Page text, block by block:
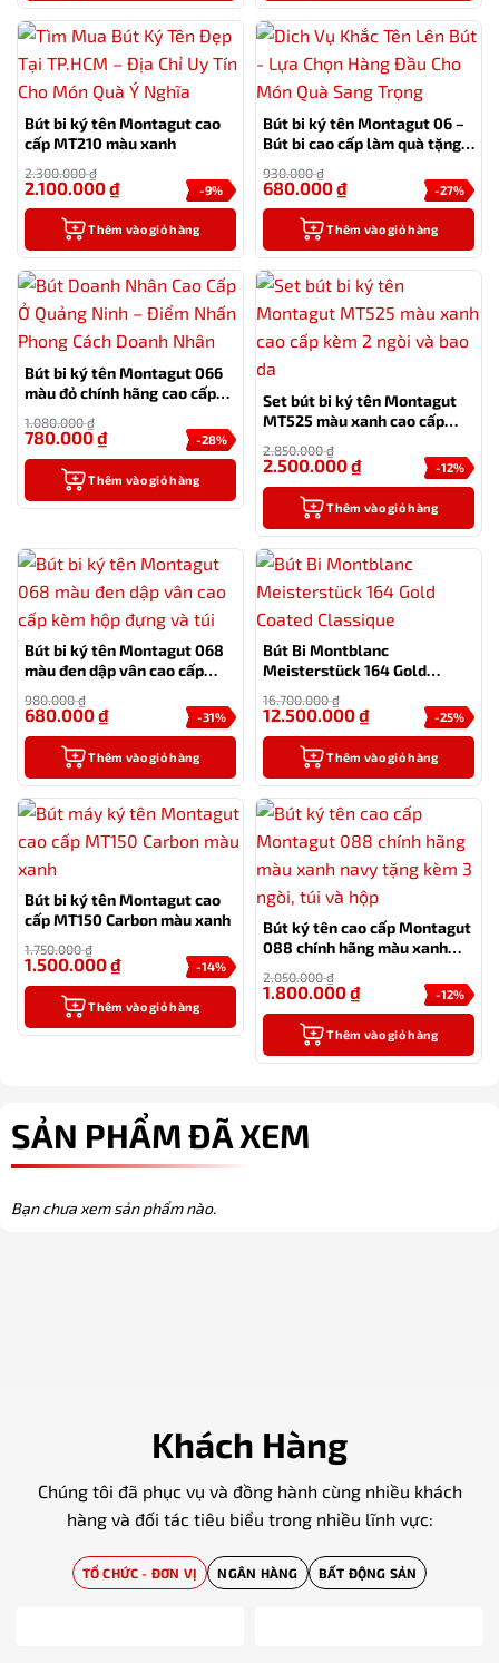
Bút bi ký tên Montagut cao
cấp MT210 màu xanh
2.300.000₫
-9%
2.100.000₫
Thêm vào giỏ hàng
Bút bi ký tên Montagut 06 –
Bút bi cao cấp làm quà tặng
930.000₫
-27%
680.000₫
Thêm vào giỏ hàng
Bút bi ký tên Montagut 066
màu đỏ chính hãng cao cấp
1.080.000₫
-28%
780.000₫
Thêm vào giỏ hàng
Set bút bi ký tên Montagut
MT525 màu xanh cao cấp
2.850.000₫
-12%
2.500.000₫
Thêm vào giỏ hàng
Bút bi ký tên Montagut 068
màu đen dập vân cao cấp
980.000₫
-31%
680.000₫
Thêm vào giỏ hàng
Bút Bi Montblanc
Meisterstück 164 Gold
16.700.000₫
-25%
12.500.000₫
Thêm vào giỏ hàng
Bút bi ký tên Montagut cao
cấp MT150 Carbon màu xanh
1.750.000₫
-14%
1.500.000₫
Thêm vào giỏ hàng
Bút ký tên cao cấp Montagut
088 chính hãng màu xanh
hộp
2.050.000₫
-12%
1.800.000₫
Thêm vào giỏ hàng
SẢN PHẨM ĐÃ XEM
Bạn chưa xem sản phẩm nào.
Khách Hàng
Chúng tôi đã phục vụ và đồng hành cùng nhiều khách
hàng và đối tác tiêu biểu trong nhiều lĩnh vực:
TỔ CHỨC - ĐƠN VỊ NGÂN HÀNG BẤT ĐỘNG SẢN